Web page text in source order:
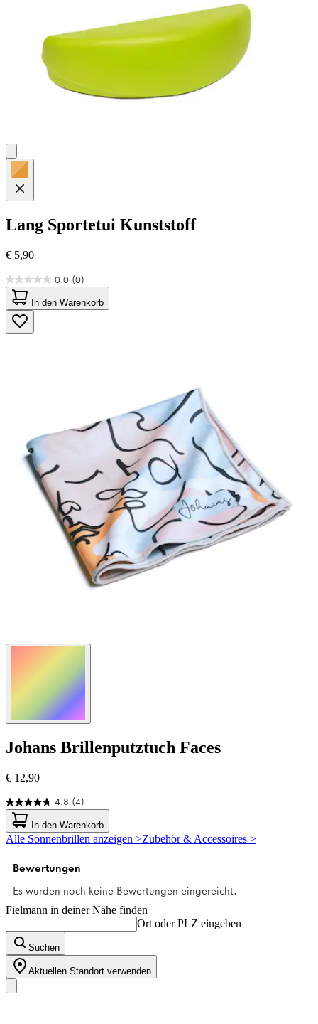
Lang Sportetui Kunststoff
€ 5,90
0.0 (0)
0.0
von
5
Sternen.
In den Warenkorb
Johans Brillenputztuch Faces
€ 12,90
4.8 (4)
4.8
von
5
Sternen.
Bewertungen
In den Warenkorb
Alle Sonnenbrillen anzeigen >Zubehör & Accessoires >
Fielmann in deiner Nähe finden
Ort oder PLZ eingeben
Suchen
Aktuellen Standort verwenden